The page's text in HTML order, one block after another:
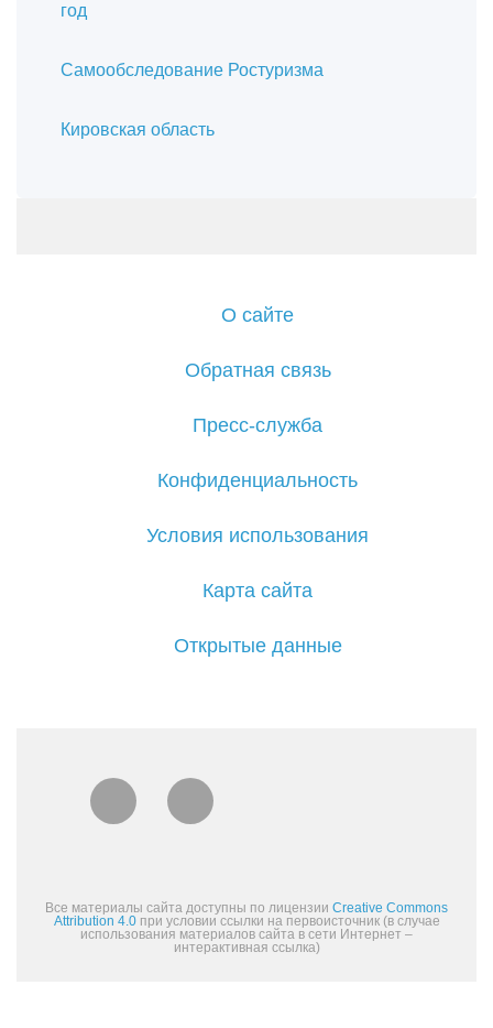
год
Самообследование Ростуризма
Кировская область
О сайте
Обратная связь
Пресс-служба
Конфиденциальность
Условия использования
Карта сайта
Открытые данные
Все материалы сайта доступны по лицензии Creative Commons
Attribution 4.0при условии ссылки на первоисточник (в случае
использования материалов сайта в сети Интернет –
интерактивная ссылка)